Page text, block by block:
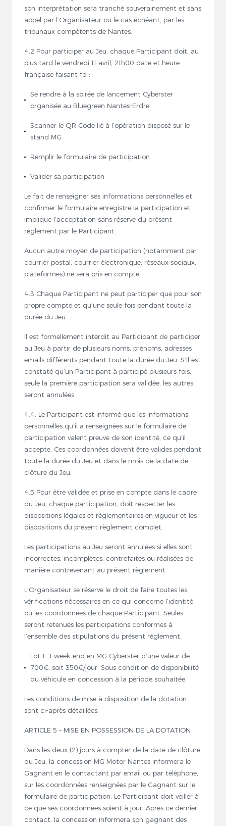
son interprétation sera tranché souverainement et sans
appel par l’Organisateur ou le cas échéant, par les
tribunaux compétents de Nantes.
4.2 Pour participer au Jeu, chaque Participant doit, au
plus tard le vendredi 11 avril, 21h00 date et heure
française faisant foi :
Se rendre à la soirée de lancement Cyberster
organisée au Bluegreen Nantes-Erdre
Scanner le QR Code lié à l’opération disposé sur le
stand MG
Remplir le formulaire de participation
Valider sa participation
Le fait de renseigner ses informations personnelles et
confirmer le formulaire enregistre la participation et
implique l’acceptation sans réserve du présent
règlement par le Participant.
Aucun autre moyen de participation (notamment par
courrier postal, courrier électronique, réseaux sociaux,
plateformes) ne sera pris en compte.
4.3 Chaque Participant ne peut participer que pour son
propre compte et qu’une seule fois pendant toute la
durée du Jeu.
Il est formellement interdit au Participant de participer
au Jeu à partir de plusieurs noms, prénoms, adresses
emails différents pendant toute la durée du Jeu. S’il est
constaté qu’un Participant à participé plusieurs fois,
seule la première participation sera validée, les autres
seront annulées.
4.4. Le Participant est informé que les informations
personnelles qu’il a renseignées sur le formulaire de
participation valent preuve de son identité, ce qu’il
accepte. Ces coordonnées doivent être valides pendant
toute la durée du Jeu et dans le mois de la date de
clôture du Jeu.
4.5 Pour être validée et prise en compte dans le cadre
du Jeu, chaque participation, doit respecter les
dispositions légales et réglementaires en vigueur et les
dispositions du présent règlement complet.
Les participations au Jeu seront annulées si elles sont
incorrectes, incomplètes, contrefaites ou réalisées de
manière contrevenant au présent règlement.
L’Organisateur se réserve le droit de faire toutes les
vérifications nécessaires en ce qui concerne l’identité
ou les coordonnées de chaque Participant. Seules
seront retenues les participations conformes à
l’ensemble des stipulations du présent règlement.
Lot 1 : 1 week-end en MG Cyberster d’une valeur de
700€, soit 350€/jour. Sous condition de disponibilité
du véhicule en concession à la période souhaitée.
Les conditions de mise à disposition de la dotation
sont ci-après détaillées.
ARTICLE 5 – MISE EN POSSESSION DE LA DOTATION
Dans les deux (2) jours à compter de la date de clôture
du Jeu, la concession MG Motor Nantes informera le
Gagnant en le contactant par email ou par téléphone,
sur les coordonnées renseignées par le Gagnant sur le
formulaire de participation. Le Participant doit veiller à
ce que ses coordonnées soient à jour. Après ce dernier
contact, la concession informera son gagnant des